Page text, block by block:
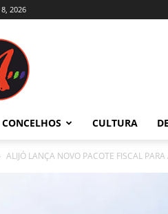
2026
Trás-
e
CONCELHOS CULTURA
ALIJÓ LANÇA NOVO PACOTE FISCAL